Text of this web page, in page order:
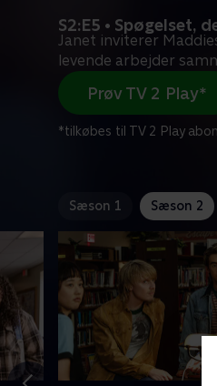
S2:E5 • Spøgelset,
Janet inviterer
levende arbejder
Prøv TV 2 Play*
*tilkøbes til TV 2 Play
Sæson 1 Sæson 2